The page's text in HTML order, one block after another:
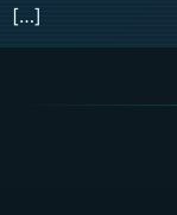
[…]